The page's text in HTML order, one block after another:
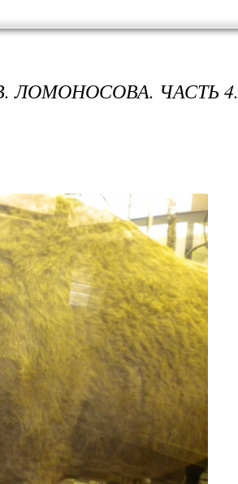
ЛОМОНОСОВА. ЧАСТЬ 4.